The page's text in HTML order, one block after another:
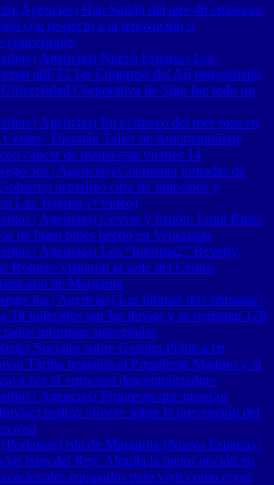
Agencias) Han Salido del aire 46 emisoras:
con respecto a la renovación o
concesiones
| Agencias) Nueva Esparta | Los
allí: El 1er Congreso del Ají margariteño
Corporativa de Sigo fue todo un
| Agencias) En el marco del mes rosa en
| Dictarán Taller de Automaquillaje
cáncer de mama este viernes 14
| Agencias) Continúan jornadas de
actualizó cifra de fallecidos y
Las Tejerías (+Video)
| Agencias) Covers y fusión: Luna Blues
de buen blues hecho en Venezuela
| Agencias) Los “Informa2” Beverly
Romero visitaron la sede del Centro
de Margarita
| Agencias) Las últimas dos semanas |
18 fallecidos por las lluvias y se registran 120
informan autoridades
Sociales sobre Gestión Pública en
Táriba respalda al Presidente Maduro y al
por el «proceso descentralizador»
| Agencias) Empresas que generan
realizó «lives» sobre la prevención del
rosa
isla de Margarita (Nueva Esparta) |
Islas del Rey: Alquila la mejor opción en
equipados para vivir como reyes